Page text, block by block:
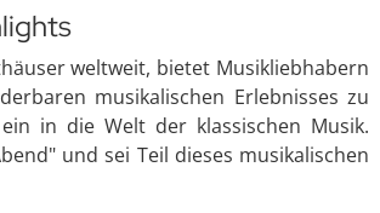
weltweit, bietet Musikliebhabern
musikalischen Erlebnisses zu
in die Welt der klassischen Musik.
und sei Teil dieses musikalischen